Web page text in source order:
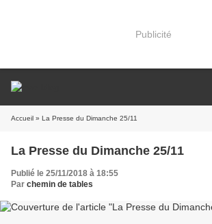
Publicité
Accueil » La Presse du Dimanche 25/11
La Presse du Dimanche 25/11
Publié le 25/11/2018 à 18:55
Par chemin de tables